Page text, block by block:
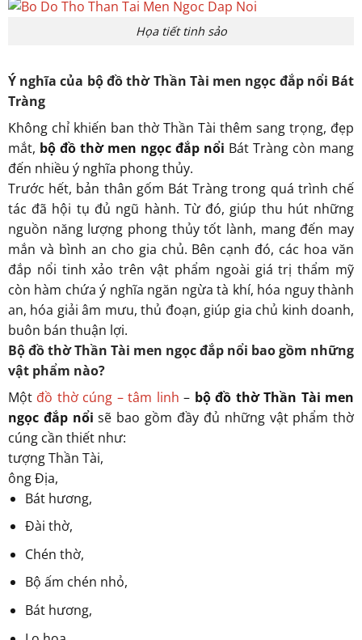
Họa tiết tinh sảo
Ý nghĩa của bộ đồ thờ Thần Tài men ngọc đắp nổi Bát
Tràng
Không chỉ khiến ban thờ Thần Tài thêm sang trọng, đẹp
mắt, bộ đồ thờ men ngọc đắp nổi Bát Tràng còn mang
đến nhiều ý nghĩa phong thủy.
Trước hết, bản thân gốm Bát Tràng trong quá trình chế
tác đã hội tụ đủ ngũ hành. Từ đó, giúp thu hút những
nguồn năng lượng phong thủy tốt lành, mang đến may
mắn và bình an cho gia chủ. Bên cạnh đó, các hoa văn
đắp nổi tinh xảo trên vật phẩm ngoài giá trị thẩm mỹ
còn hàm chứa ý nghĩa ngăn ngừa tà khí, hóa nguy thành
an, hóa giải âm mưu, thủ đoạn, giúp gia chủ kinh doanh,
buôn bán thuận lợi.
Bộ đồ thờ Thần Tài men ngọc đắp nổi bao gồm những
vật phẩm nào?
Một đồ thờ cúng – tâm linh – bộ đồ thờ Thần Tài men
ngọc đắp nổi sẽ bao gồm đầy đủ những vật phẩm thờ
cúng cần thiết như:
tượng Thần Tài,
ông Địa,
Bát hương,
Đài thờ,
Chén thờ,
Bộ ấm chén nhỏ,
Bát hương,